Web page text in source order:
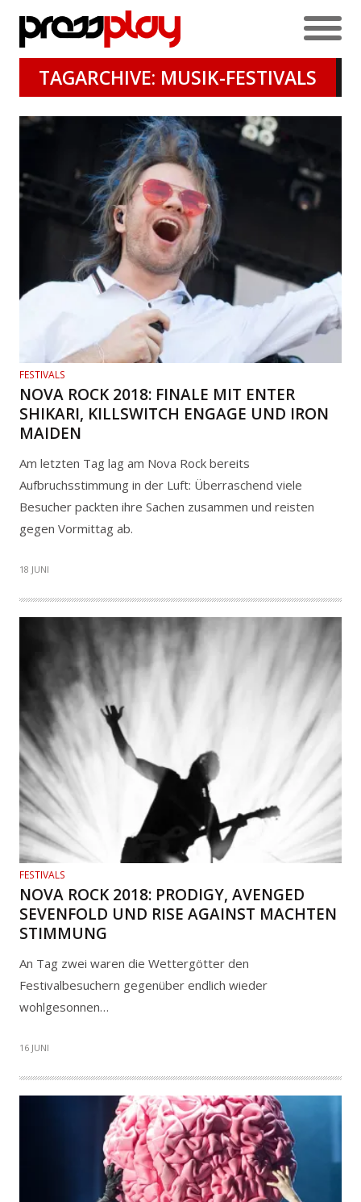
TAGARCHIVE: MUSIK-FESTIVALS
FESTIVALS
NOVA ROCK 2018: FINALE MIT ENTER
SHIKARI, KILLSWITCH ENGAGE UND IRON
MAIDEN
Am letzten Tag lag am Nova Rock bereits
Aufbruchsstimmung in der Luft: Überraschend viele
Besucher packten ihre Sachen zusammen und reisten
gegen Vormittag ab.
18 JUNI
FESTIVALS
NOVA ROCK 2018: PRODIGY, AVENGED
SEVENFOLD UND RISE AGAINST MACHTEN
STIMMUNG
An Tag zwei waren die Wettergötter den
Festivalbesuchern gegenüber endlich wieder
wohlgesonnen…
16 JUNI